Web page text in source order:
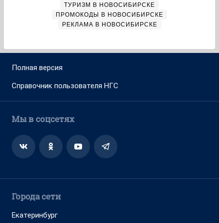
ТУРИЗМ В НОВОСИБИРСКЕ
ПРОМОКОДЫ В НОВОСИБИРСКЕ
РЕКЛАМА В НОВОСИБИРСКЕ
Полная версия
Справочник пользователя НГС
Мы в соцсетях
Города сети
Екатеринбург